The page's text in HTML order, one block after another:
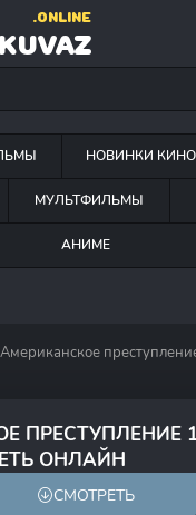
.ONLINE
НОВИНКИ КИНО
МУЛЬТФИЛЬМЫ
АНИМЕ
Американское
ПРЕСТУПЛЕНИЕ
ОНЛАЙН
7.0 7.7
СМОТРЕТЬ